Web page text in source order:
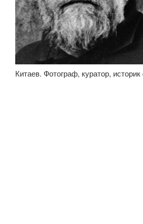
Китаев. Фотограф, куратор,